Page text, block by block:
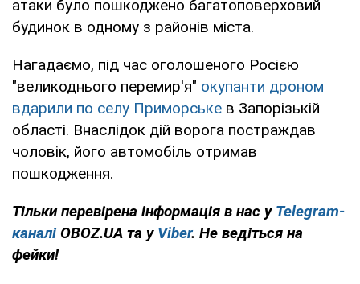
атаки було пошкоджено багатоповерховий
будинок в одному з районів міста.
Нагадаємо, під час оголошеного Росією
"великоднього перемир'я" окупанти дроном
вдарили по селу Приморське в Запорізькій
області. Внаслідок дій ворога постраждав
чоловік, його автомобіль отримав
пошкодження.
Тільки перевірена інформація в нас у Telegram-
каналі OBOZ.UA та у Viber. Не ведіться на
фейки!